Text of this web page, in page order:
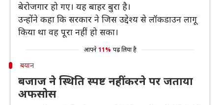
बेरोजगार हो गए। यह बाहर बुरा है।
उन्होंने कहा कि सरकार ने जिस उद्देश्य से लॉकडाउन लागू
किया था वह पूरा नहीं हो सका।
आपने 11% पढ़ लिया है
बयान
बजाज ने स्थिति स्पष्ट नहीं करने पर जताया
अफसोस